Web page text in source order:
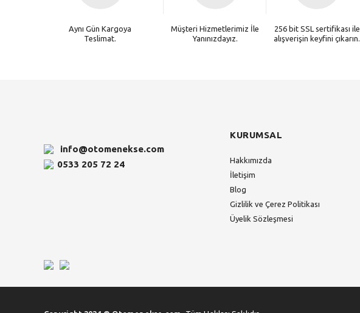
Aynı Gün Kargoya
Teslimat.
Müşteri Hizmetlerimiz İle
Yanınızdayız.
256 bit SSL sertifikası ile
alışverişin keyfini çıkarın.
info@otomenekse.com
0533 205 72 24
KURUMSAL
Hakkımızda
İletişim
Blog
Gizlilik ve Çerez Politikası
Üyelik Sözleşmesi